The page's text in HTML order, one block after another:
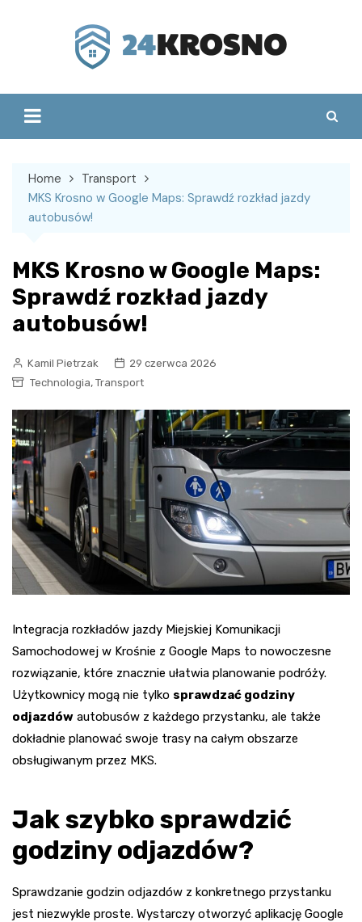
Home
Transport
MKS Krosno w Google Maps: Sprawdź rozkład jazdy
autobusów!
MKS Krosno w Google Maps:
Sprawdź rozkład jazdy
autobusów!
Kamil Pietrzak
29 czerwca 2026
Technologia, Transport
Integracja rozkładów jazdy Miejskiej Komunikacji
Samochodowej w Krośnie z Google Maps to nowoczesne
rozwiązanie, które znacznie ułatwia planowanie podróży.
Użytkownicy mogą nie tylko sprawdzać godziny
odjazdów autobusów z każdego przystanku, ale także
dokładnie planować swoje trasy na całym obszarze
obsługiwanym przez MKS.
Jak szybko sprawdzić
godziny odjazdów?
Sprawdzanie godzin odjazdów z konkretnego przystanku
jest niezwykle proste. Wystarczy otworzyć aplikację Google